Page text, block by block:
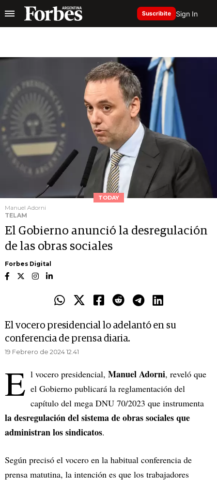
Suscribite Sign In
TODAY
Manuel Adorni
TELAM
El Gobierno anunció la desregulación
de las obras sociales
Forbes Digital
El vocero presidencial lo adelantó en su
conferencia de prensa diaria.
19 Febrero de 2024 12.41
E l vocero presidencial, Manuel Adorni, reveló que
el Gobierno publicará la reglamentación del
capítulo del mega DNU 70/2023 que instrumenta
la desregulación del sistema de obras sociales que
administran los sindicatos.
Según precisó el vocero en la habitual conferencia de
prensa matutina, la intención es que los trabajadores